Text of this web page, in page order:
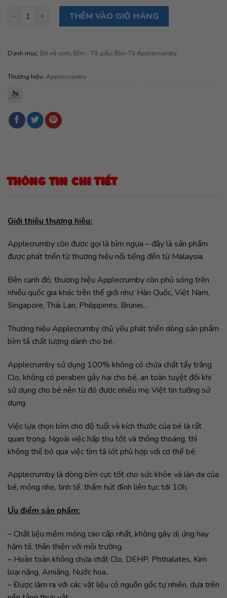
Bỉm tã quần đêm Applecrumby Airplus Overnight Mega Pull
THÊM VÀO GIỎ HÀNG
Danh mục: Bé vệ sinh, Bỉm - Tã giấy, Bỉm-Tã Applecrumby
Thương hiệu: Applecrumby
THÔNG TIN CHI TIẾT
Giới thiệu thương hiệu:
Applecrumby còn được gọi là bỉm ngựa – đây là sản phẩm
được phát triển từ thương hiệu nổi tiếng đến từ Malaysia.
Bên cạnh đó, thương hiệu Applecrumby còn phủ sóng trên
nhiều quốc gia khác trên thế giới như: Hàn Quốc, Việt Nam,
Singapore, Thái Lan, Philippines, Brunei…
Thương hiệu Applecrumby chủ yếu phát triển dòng sản phẩm
bỉm tã chất lượng dành cho bé.
Applecrumby sử dụng 100% không có chứa chất tẩy trắng
Clo, không có peraben gây hại cho bé, an toàn tuyệt đối khi
sử dụng cho bé nên từ đó được nhiều mẹ Việt tin tưởng sử
dụng.
Việc lựa chọn bỉm cho độ tuổi và kích thước của bé là rất
quan trọng. Ngoài việc hấp thụ tốt và thông thoáng, thì
không thể bỏ qua việc tìm tã lót phù hợp với cơ thể bé.
Applecrumby là dòng bỉm cực tốt cho sức khỏe và làn da của
bé, mỏng nhẹ, tinh tế, thấm hút đỉnh liên tục tới 10h.
Ưu điểm sản phẩm:
– Chất liệu mềm mỏng cao cấp nhất, không gây dị ứng hay
hăm tã, thân thiện với môi trường.
– Hoàn toàn không chứa chất Clo, DEHP, Phthalates, Kim
loại nặng, Amiăng, Nước hoa..
– Được làm ra với các vật liệu có nguồn gốc tự nhiên, dựa trên